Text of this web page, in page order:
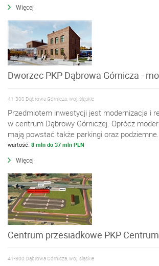
Więcej
Dworzec PKP Dąbrowa Górnicza -
41-300 Dąbrowa Górnicza, woj. śląskie
Przedmiotem inwestycji jest modernizacja i
w centrum Dąbrowy Górniczej. Oprócz
mają powstać także parkingi oraz podziemne...
wartość: 8 mln do 37 mln PLN
Więcej
Centrum przesiadkowe PKP Centrum
41-300 Dąbrowa Górnicza, woj. śląskie